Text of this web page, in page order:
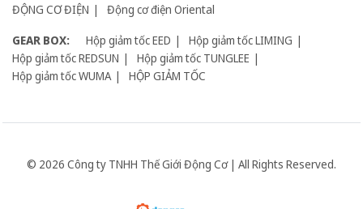
ĐỘNG CƠ ĐIỆN
Động cơ điện Oriental
GEAR BOX:
Hộp giảm tốc EED
Hộp giảm tốc LIMING
Hộp giảm tốc REDSUN
Hộp giảm tốc TUNGLEE
Hộp giảm tốc WUMA
HỘP GIẢM TỐC
© 2026 Công ty TNHH Thế Giới Động Cơ | All Rights Reserved.